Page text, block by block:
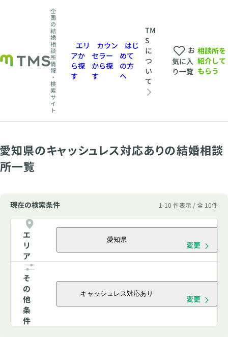
全
国
の
結
婚
相
談
所
情
報
・
検
索
サ
イ
ト
エリ
アか
ら探
す
カウン
セラー
から探
す
はじ
めて
の方
へ
TM
S
に
つ
い
て
お
気に入
り一覧
相談所を
紹介して
もらう
知県のキャッシュレス対応ありの結婚相談
所一覧
現在の検索条件 1-10 件表示 / 全 10件
エ
リ
ア
愛知県
変更
そ
の
他
条
件
キャッシュレス対応あり
変更